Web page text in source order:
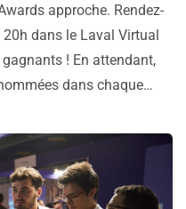
approche. Rendez-
dans le Laval Virtual
! En attendant,
dans chaque…